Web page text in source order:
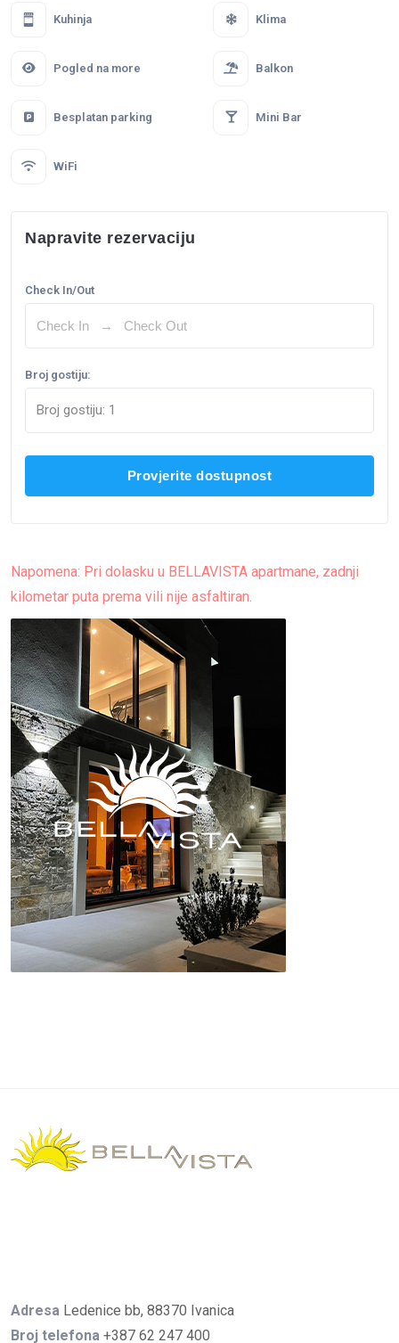
Kuhinja Klima
Pogled na more Balkon
Besplatan parking Mini Bar
WiFi
Napravite rezervaciju
Check In/Out
Broj gostiju:
Broj gostiju: 1
Provjerite dostupnost
Napomena: Pri dolasku u BELLAVISTA apartmane, zadnji
kilometar puta prema vili nije asfaltiran.
Adresa Ledenice bb, 88370 Ivanica
Broj telefona +387 62 247 400